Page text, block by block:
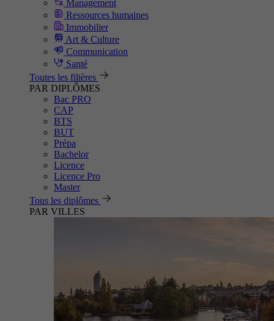
Management
Ressources humaines
Immobilier
Art & Culture
Communication
Santé
Toutes les filières
PAR DIPLÔMES
Bac PRO
CAP
BTS
BUT
Prépa
Bachelor
Licence
Licence Pro
Master
Tous les diplômes
PAR VILLES